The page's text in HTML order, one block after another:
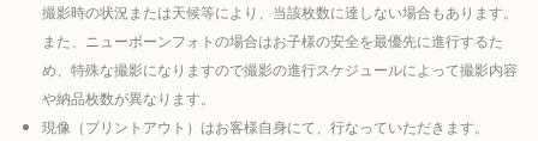
撮影時の状況または天候等により、当該枚数に達しない場合もあります。
また、ニューボーンフォトの場合はお子様の安全を最優先に進行するた
め、特殊な撮影になりますので撮影の進行スケジュールによって撮影内容
や納品枚数が異なります。
現像（プリントアウト）はお客様自身にて、行なっていただきます。